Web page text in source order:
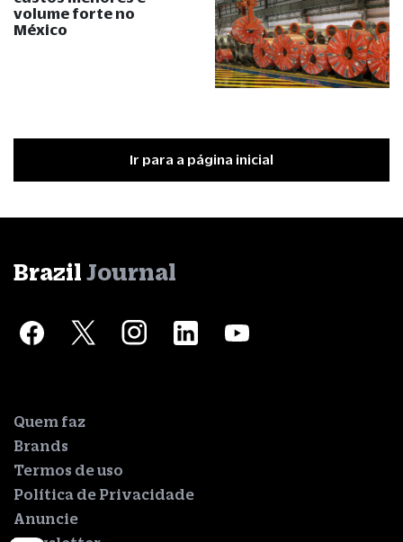
volume forte no
México
Ir para a página inicial
Brazil Journal
Quem faz
Brands
Termos de uso
Política de Privacidade
Anuncie